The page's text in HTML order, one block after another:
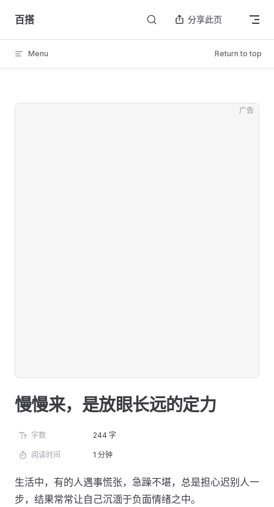
Skip to content
百搭 分享此页
Menu Return to top
广告
慢慢来，是放眼长远的定力
字数 244 字
阅读时间 1 分钟
生活中，有的人遇事慌张，急躁不堪，总是担心迟别人一
步，结果常常让自己沉湎于负面情绪之中。